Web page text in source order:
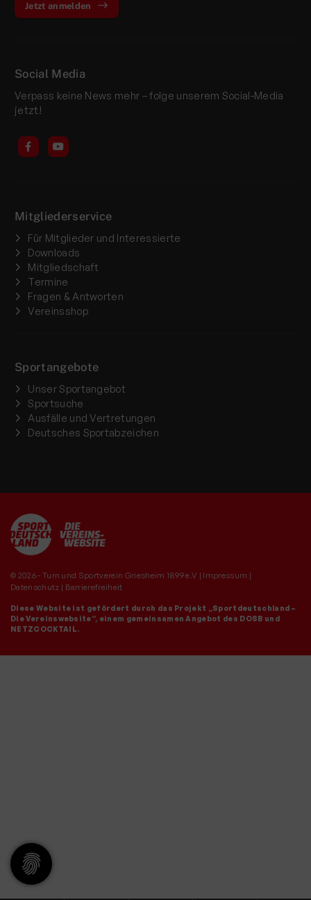
Jetzt anmelden
Social Media
Verpass keine News mehr – folge unserem Social-Media
jetzt!
Mitgliederservice
Für Mitglieder und Interessierte
Downloads
Mitgliedschaft
Termine
Fragen & Antworten
Vereinsshop
Sportangebote
Unser Sportangebot
Sportsuche
Ausfälle und Vertretungen
Deutsches Sportabzeichen
© 2026 - Turn und Sportverein Griesheim 1899 e.V | Impressum |
Datenschutz | Barrierefreiheit
Diese Website ist gefördert durch das Projekt „Sportdeutschland –
Die Vereinswebsite”, einem gemeinsamen Angebot des DOSB und
NETZCOCKTAIL.